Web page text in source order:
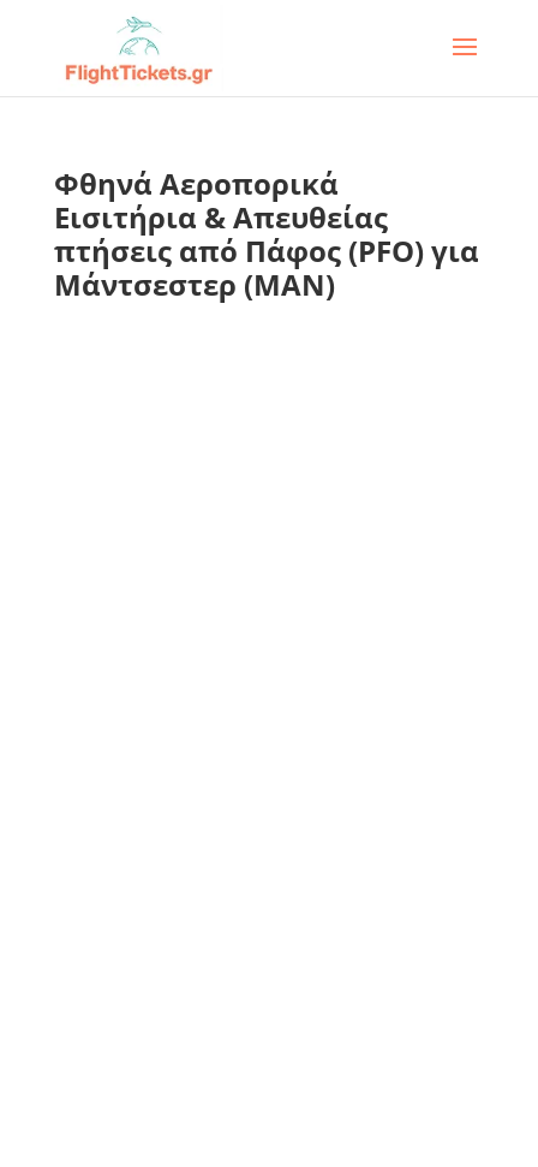
Φθηνά Αεροπορικά
Εισιτήρια & Απευθείας
πτήσεις από Πάφος (PFO) για
Μάντσεστερ (MAN)